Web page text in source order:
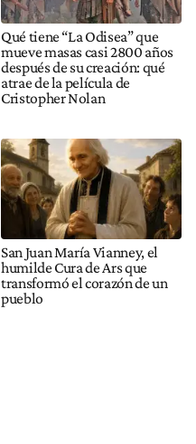
Qué tiene “La Odisea” que
mueve masas casi 2800 años
después de su creación: qué
atrae de la película de
Cristopher Nolan
San Juan María Vianney, el
humilde Cura de Ars que
transformó el corazón de un
pueblo